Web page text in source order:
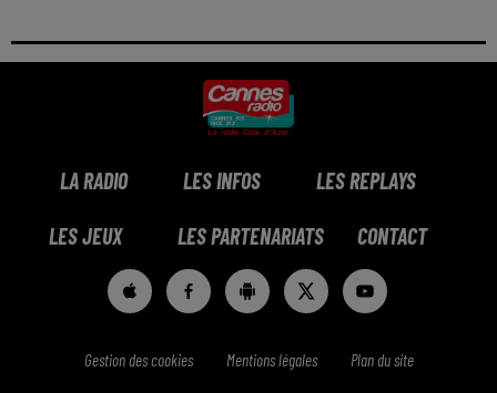
LA RADIO LES INFOS LES REPLAYS
LES JEUX LES PARTENARIATS CONTACT
Gestion des cookies Mentions légales Plan du site